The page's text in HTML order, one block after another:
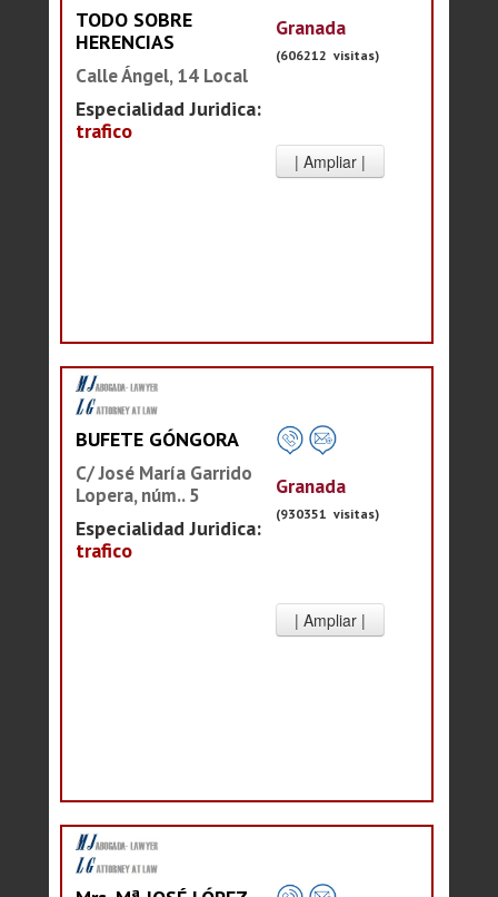
TODO SOBRE
HERENCIAS
Calle Ángel, 14 Local
Especialidad Juridica:
trafico
Granada
(606212 visitas)
BUFETE GÓNGORA
C/ José María Garrido
Lopera, núm.. 5
Especialidad Juridica:
trafico
Granada
(930351 visitas)